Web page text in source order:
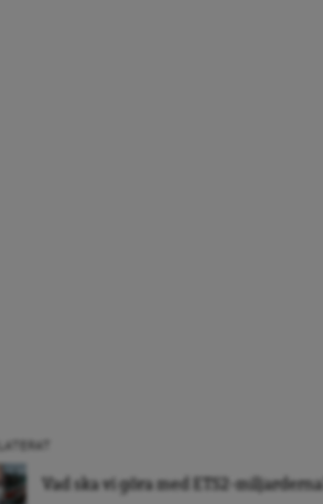
Vad ska vi göra med ETS2-miljarderna?